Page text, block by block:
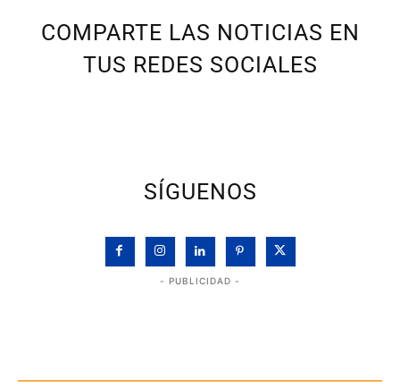
COMPARTE LAS NOTICIAS EN
TUS REDES SOCIALES
SÍGUENOS
- PUBLICIDAD -